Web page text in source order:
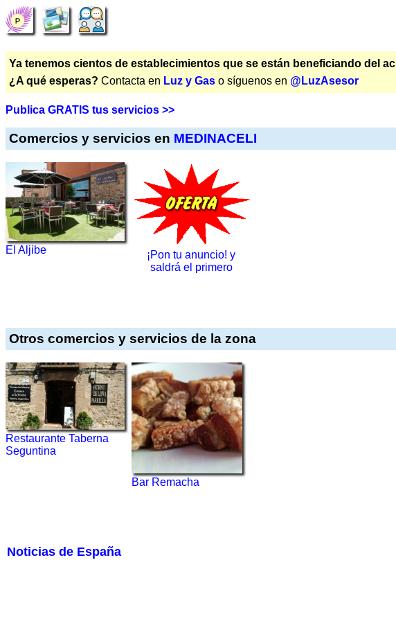
Ya tenemos cientos de establecimientos que se están beneficiando del
¿A qué esperas? Contacta en Luz y Gas o síguenos en @LuzAsesor
Publica GRATIS tus servicios >>
Comercios y servicios en MEDINACELI
El Aljibe
¡Pon tu anuncio! y
saldrá el primero
Otros comercios y servicios de la zona
Restaurante Taberna
Seguntina
Bar Remacha
Noticias de España